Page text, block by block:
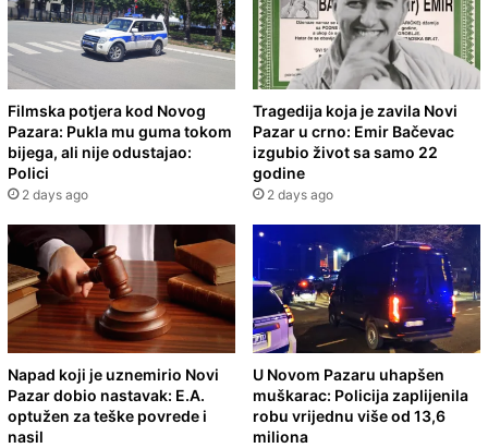
Filmska potjera kod Novog
Pazara: Pukla mu guma tokom
bijega, ali nije odustajao:
Polici
2 days ago
Tragedija koja je zavila Novi
Pazar u crno: Emir Bačevac
izgubio život sa samo 22
godine
2 days ago
Napad koji je uznemirio Novi
Pazar dobio nastavak: E.A.
optužen za teške povrede i
nasil
U Novom Pazaru uhapšen
muškarac: Policija zaplijenila
robu vrijednu više od 13,6
miliona